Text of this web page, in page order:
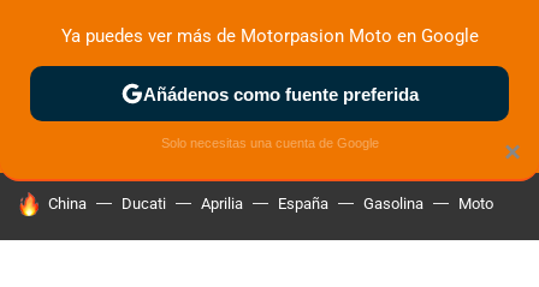
ZONA DE PRUEBAS DEPORTIVAS MOTOS ELÉCTRICAS
HOY SE HABLA DE
China Ducati Aprilia España Gasolina Moto
×
Ya puedes ver más de Motorpasion Moto en Google
Añádenos como fuente preferida
Solo necesitas una cuenta de Google